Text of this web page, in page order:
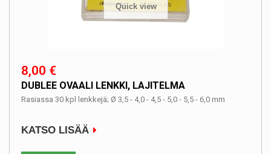
Quick view
8,00 €
DUBLEE OVAALI LENKKI, LAJITELMA
Rasiassa 30 kpl lenkkejä; Ø 3,5 - 4,0 - 4,5 - 5,0 - 5,5 - 6,0 mm
KATSO LISÄÄ